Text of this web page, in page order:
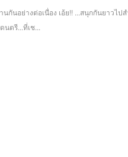
กันอย่างต่อเนื่อง เอ้ย!! ...สนุกกันยาวไป
นตรี...ที่เช...